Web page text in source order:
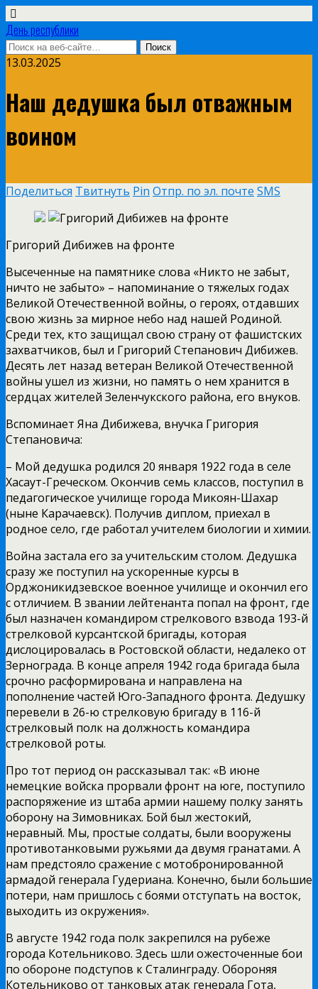
День республики
13.03.2025
Наш дедушка был отважным
воином
Поделиться Твитнуть Pin Отпр. по эл. почте SMS
Григорий Дибижев на фронте
Высеченные на памятнике слова «Никто не забыт,
ничто не забыто» – напоминание о тяжелых годах
Великой Отечественной войны, о героях, отдавших
свою жизнь за мирное небо над нашей Родиной.
Среди тех, кто защищал свою страну от фашистских
захватчиков, был и Григорий Степанович Дибижев.
Десять лет назад ветеран Великой Отечественной
войны ушел из жизни, но память о нем хранится в
сердцах жителей Зеленчукского района, его внуков.
Вспоминает Яна Дибижева, внучка Григория
Степановича:
– Мой дедушка родился 20 января 1922 года в селе
Хасаут-Греческом. Окончив семь классов, поступил в
педагогическое училище города Микоян-Шахар
(ныне Карачаевск). Получив диплом, приехал в
родное село, где работал учителем биологии и химии.
Война застала его за учительским столом. Дедушка
сразу же поступил на ускоренные курсы в
Орджоникидзевское военное училище и окончил его
с отличием. В звании лейтенанта попал на фронт, где
был назначен командиром стрелкового взвода 193-й
стрелковой курсантской бригады, которая
дислоцировалась в Ростовской области, недалеко от
Зернограда. В конце апреля 1942 года бригада была
срочно расформирована и направлена на
пополнение частей Юго-Западного фронта. Дедушку
перевели в 26-ю стрелковую бригаду в 116-й
стрелковый полк на должность командира
стрелковой роты.
Про тот период он рассказывал так: «В июне
немецкие войска прорвали фронт на юге, поступило
распоряжение из штаба армии нашему полку занять
оборону на Зимовниках. Бой был жестокий,
неравный. Мы, простые солдаты, были вооружены
противотанковыми ружьями да двумя гранатами. А
нам предстояло сражение с мотобронированной
армадой генерала Гудериана. Конечно, были большие
потери, нам пришлось с боями отступать на восток,
выходить из окружения».
В августе 1942 года полк закрепился на рубеже
города Котельниково. Здесь шли ожесточенные бои
по обороне подступов к Сталинграду. Обороняя
Котельниково от танковых атак генерала Гота,